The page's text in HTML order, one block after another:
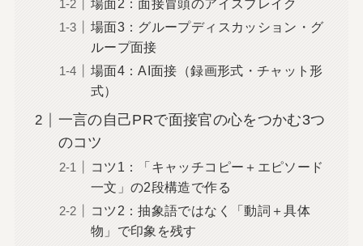
場面2：面接冒頭のアイスブレイク
場面3：グループディスカッション・グ
ループ面接
場面4：AI面接（録画形式・チャット形
式）
一言の自己PRで面接官の心をつかむ3つ
のコツ
コツ1：「キャッチコピー＋エピソード
一文」の2段構造で作る
コツ2：抽象語ではなく「動詞＋具体
物」で印象を残す